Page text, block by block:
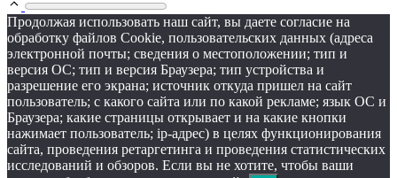
Продолжая использовать наш сайт, вы даете согласие на
обработку файлов Cookie, пользовательских данных (адреса
электронной почты; сведения о местоположении; тип и
версия ОС; тип и версия Браузера; тип устройства и
разрешение его экрана; источник откуда пришел на сайт
пользователь; с какого сайта или по какой рекламе; язык ОС и
Браузера; какие страницы открывает и на какие кнопки
нажимает пользователь; ip-адрес) в целях функционирования
сайта, проведения ретаргетинга и проведения статистических
исследований и обзоров. Если вы не хотите, чтобы ваши